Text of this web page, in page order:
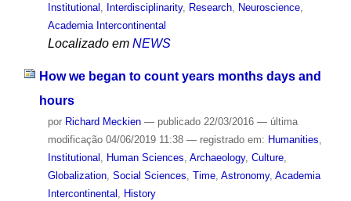
Institutional
Interdisciplinarity, Research, Neuroscience,
Academia Intercontinental
Localizado em NEWS
How we began to count years months days and
hours
por Richard Meckien — publicado22/03/2016 — última
modificação04/06/2019 11:38 — registrado em: Humanities,
Institutional , Human Sciences, Archaeology, Culture,
Globalization, Social Sciences, Time, Astronomy, Academia
Intercontinental , History